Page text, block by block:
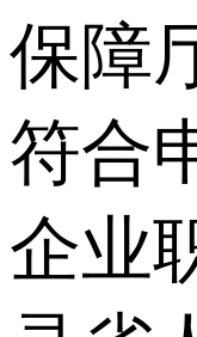
保障
符合
企业